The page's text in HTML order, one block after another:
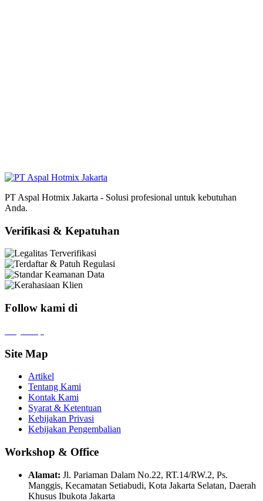
PT Aspal Hotmix Jakarta - Solusi profesional untuk kebutuhan
Anda.
Verifikasi & Kepatuhan
Follow kami di
Site Map
Artikel
Tentang Kami
Kontak Kami
Syarat & Ketentuan
Kebijakan Privasi
Kebijakan Pengembalian
Workshop & Office
Alamat: Jl. Pariaman Dalam No.22, RT.14/RW.2, Ps.
Manggis, Kecamatan Setiabudi, Kota Jakarta Selatan, Daerah
Khusus Ibukota Jakarta